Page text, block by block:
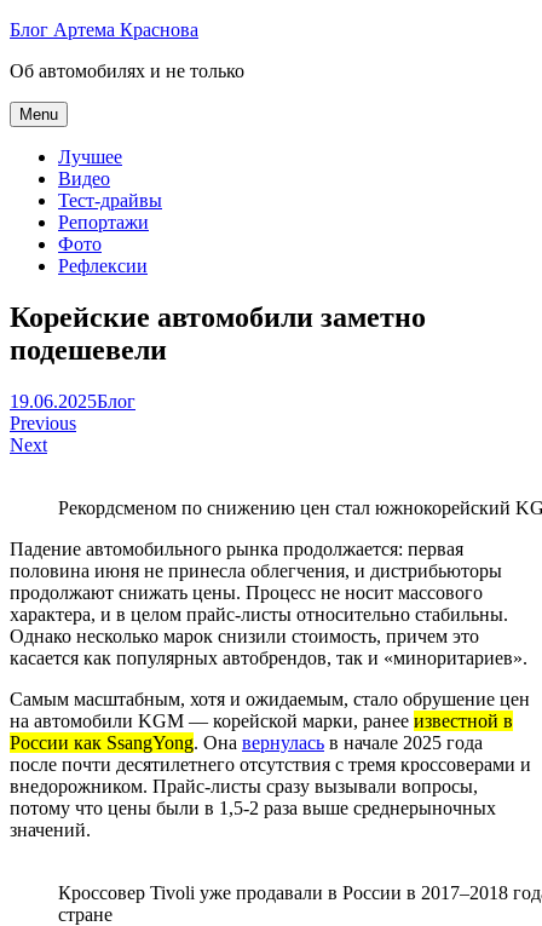
Skip
content
Блог Артема Краснова
Об автомобилях и не только
Menu
Лучшее
Видео
Тест-драйвы
Репортажи
Фото
Рефлексии
Корейские автомобили заметно
подешевели
Артем
Краснов
19.06.2025Блог
Навигация
по
Previous
Next
Рекордсменом по снижению цен стал южнокорейский
Падение автомобильного рынка продолжается: первая
половина июня не принесла облегчения, и дистрибьюторы
продолжают снижать цены. Процесс не носит массового
характера, и в целом прайс-листы относительно стабильны.
Однако несколько марок снизили стоимость, причем это
касается как популярных автобрендов, так и «миноритариев».
Самым масштабным, хотя и ожидаемым, стало обрушение цен
на автомобили KGM — корейской марки, ранее известной в
России как SsangYong. Она вернулась в начале 2025 года
после почти десятилетнего отсутствия с тремя кроссоверами и
внедорожником. Прайс-листы сразу вызывали вопросы,
потому что цены были в 1,5-2 раза выше среднерыночных
значений.
Кроссовер Tivoli уже продавали в России в 2017–2018
стране